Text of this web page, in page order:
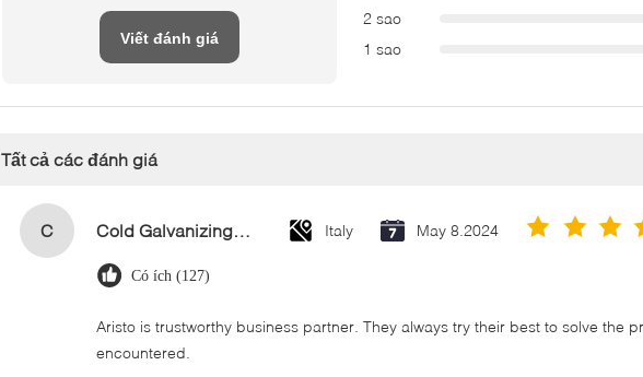
Viết đánh giá
2 sao
1 sao
Tất cả các đánh giá
C Italy May 8.2024
Có ích (127)
Aristo is trustworthy business partner. They always try their best to solve the
encountered.